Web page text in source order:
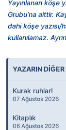
Yayınlanan köşe
Grubu’na aittir.
dahi köşe yazısı/
kullanılamaz.
YAZARIN
Kurak ruhlar!
07 Ağustos 2026
Kitaplık
06 Ağustos 2026